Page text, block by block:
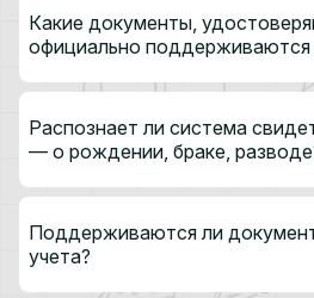
Какие документы,
официально
Распознает ли система
— о рождении, браке,
Поддерживаются ли
учета?